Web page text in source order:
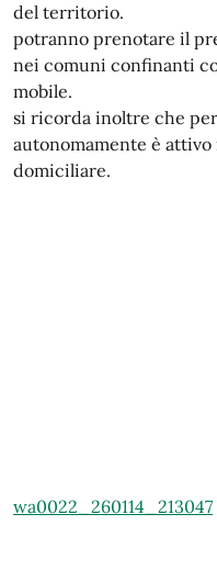
del territorio.
potranno prenotare il
nei comuni confinanti
mobile.
si ricorda inoltre che
autonomamente è
domiciliare.
wa0022_260114_213047